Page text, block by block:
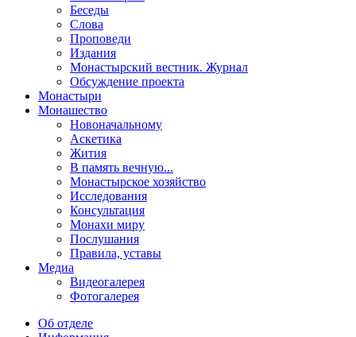
Беседы
Слова
Проповеди
Издания
Монастырский вестник. Журнал
Обсуждение проекта
Монастыри
Монашество
Новоначальному
Аскетика
Жития
В память вечную...
Монастырское хозяйство
Исследования
Консультация
Монахи миру
Послушания
Правила, уставы
Медиа
Видеогалерея
Фотогалерея
Об отделе